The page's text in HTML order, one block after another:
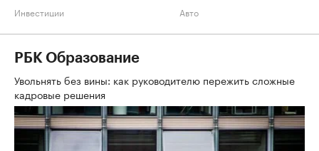
Инвестиции Авто
РБК Образование
Увольнять без вины: как руководителю пережить сложные
кадровые решения